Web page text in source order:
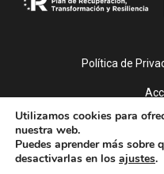
Política de
© PlayFilm
Utilizamos cookies para
nuestra web.
Puedes aprender más sobre
desactivarlas en los ajustes.